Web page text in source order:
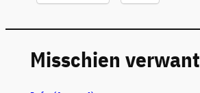
Misschien verwant